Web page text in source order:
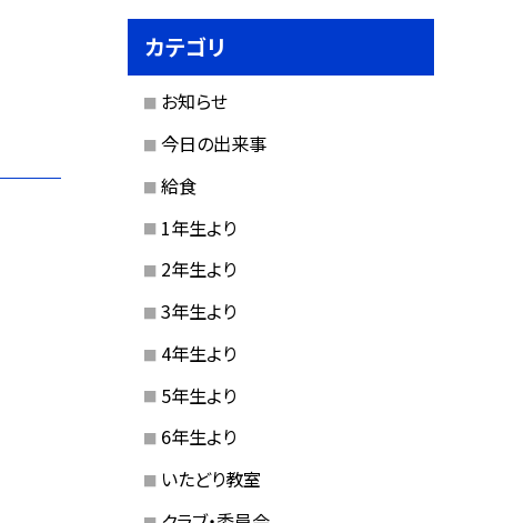
カテゴリ
お知らせ
今日の出来事
給食
1年生より
2年生より
3年生より
4年生より
5年生より
6年生より
いたどり教室